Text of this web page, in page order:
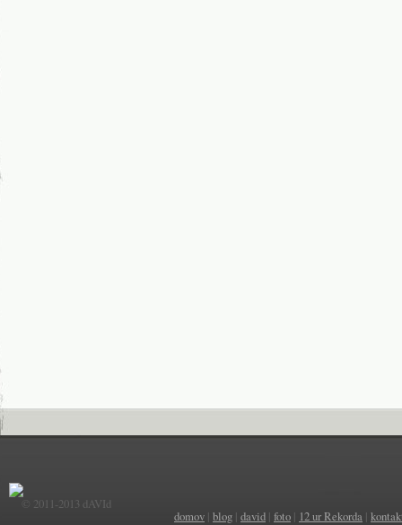
© 2011-2013 dAVId
domov | blog | david | foto | 12 ur Rekorda |